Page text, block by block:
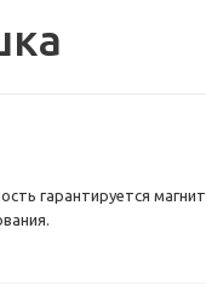
гарантируется